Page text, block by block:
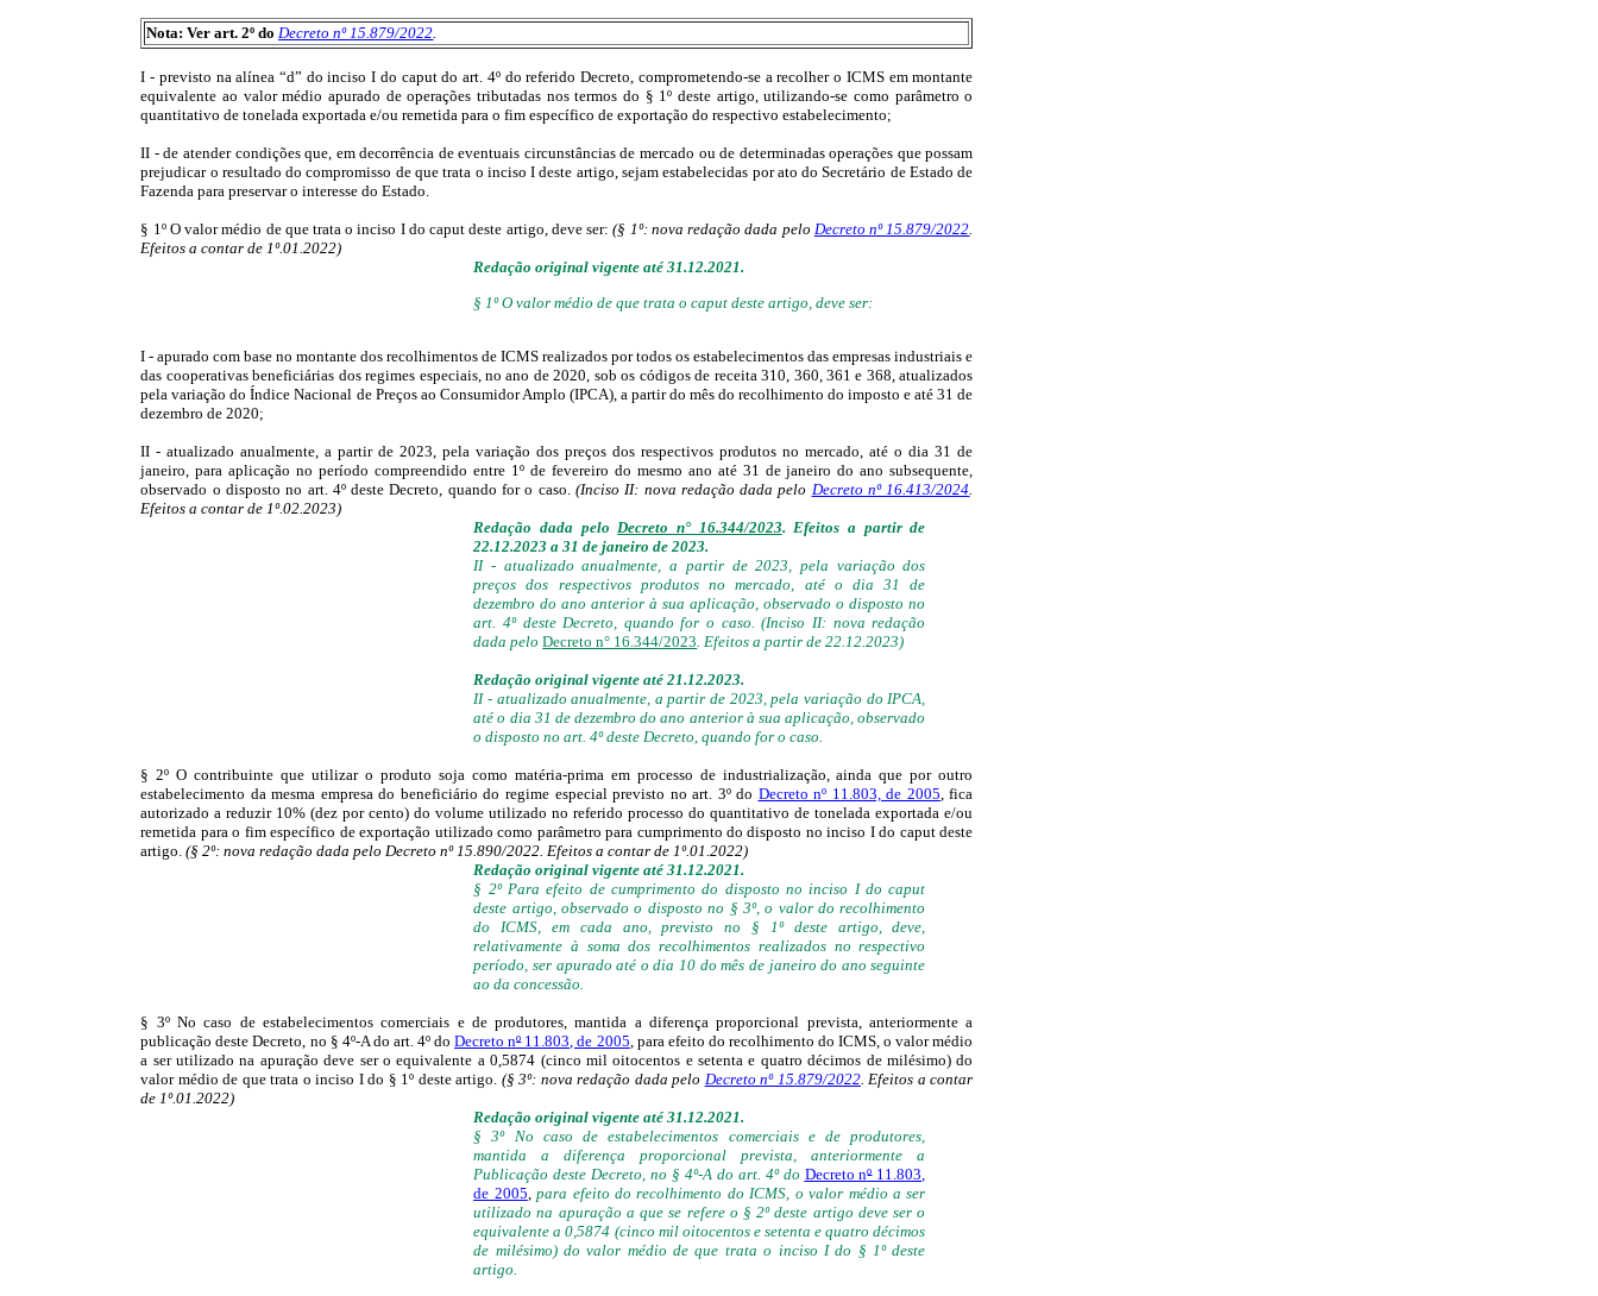
Nota: Ver art. 2º doDecreto nº 15.879/2022.
I - previsto na alínea “d” do inciso I do caput do art. 4º do referido Decreto, comprometendo-se a recolher o ICMS em montante
equivalente ao valor médio apurado de operações tributadas nos termos do § 1º deste artigo, utilizando-se como parâmetro o
quantitativo de tonelada exportada e/ou remetida para o fim específico de exportação do respectivo estabelecimento;
II - de atender condições que, em decorrência de eventuais circunstâncias de mercado ou de determinadas operações que possam
prejudicar o resultado do compromisso de que trata o inciso I deste artigo, sejam estabelecidas por ato do Secretário de Estado de
Fazenda para preservar o interesse do Estado.
§ 1º O valor médio de que trata o inciso I do caput deste artigo, deve ser:(§ 1º: nova redação dada pelo Decreto nº 15.879/2022.
Efeitos a contar de 1º.01.2022)
Redação original vigente até 31.12.2021.
§ 1º O valor médio de que trata o caput deste artigo, deve ser:
I - apurado com base no montante dos recolhimentos de ICMS realizados por todos os estabelecimentos das empresas industriais e
das cooperativas beneficiárias dos regimes especiais, no ano de 2020, sob os códigos de receita 310, 360, 361 e 368, atualizados
pela variação do Índice Nacional de Preços ao Consumidor Amplo (IPCA), a partir do mês do recolhimento do imposto e até 31 de
dezembro de 2020;
II - atualizado anualmente, a partir de 2023, pela variação dos preços dos respectivos produtos no mercado, até o dia 31 de
janeiro, para aplicação no período compreendido entre 1º de fevereiro do mesmo ano até 31 de janeiro do ano subsequente,
observado o disposto no art. 4º deste Decreto, quando for o caso. (Inciso II: nova redação dada pelo Decreto nº 16.413/2024
Efeitos a contar de 1º.02.2023)
Redação dada pelo Decreto n° 16.344/2023. Efeitos a partir de
22.12.2023 a 31 de janeiro de 2023.
II - atualizado anualmente, a partir de 2023, pela variação dos
preços dos respectivos produtos no mercado, até o dia 31 de
dezembro do ano anterior à sua aplicação, observado o disposto no
art. 4º deste Decreto, quando for o caso. (Inciso II: nova redação
dada peloDecreto n° 16.344/2023 . Efeitos a partir de 22.12.2023)
Redação original vigente até 21.12.2023.
II - atualizado anualmente, a partir de 2023, pela variação do IPCA,
até o dia 31 de dezembro do ano anterior à sua aplicação, observado
o disposto no art. 4º deste Decreto, quando for o caso.
§ 2º O contribuinte que utilizar o produto soja como matéria-prima em processo de industrialização, ainda que por outro
estabelecimento da mesma empresa do beneficiário do regime especial previsto no art. 3º do Decreto nº 11.803, de 2005 , fica
autorizado a reduzir 10% (dez por cento) do volume utilizado no referido processo do quantitativo de tonelada exportada e/ou
remetida para o fim específico de exportação utilizado como parâmetro para cumprimento do disposto no inciso I do caput deste
artigo. (§ 2º: nova redação dada pelo Decreto nº 15.890/2022. Efeitos a contar de 1º.01.2022)
Redação original vigente até 31.12.2021.
§ 2º Para efeito de cumprimento do disposto no inciso I do caput
deste artigo, observado o disposto no § 3º, o valor do recolhimento
do ICMS, em cada ano, previsto no § 1º deste artigo, deve,
relativamente à soma dos recolhimentos realizados no respectivo
período, ser apurado até o dia 10 do mês de janeiro do ano seguinte
ao da concessão.
§ 3º No caso de estabelecimentos comerciais e de produtores, mantida a diferença proporcional prevista, anteriormente a
publicação deste Decreto, no § 4º-A do art. 4º doDecreto nº11.803, de 2005 , para efeito do recolhimento do ICMS, o valor médio
a ser utilizado na apuração deve ser o equivalente a 0,5874 (cinco mil oitocentos e setenta e quatro décimos de milésimo) do
valor médio de que trata o inciso I do § 1º deste artigo. (§ 3º: nova redação dada pelo Decreto nº 15.879/2022. Efeitos a contar
de 1º.01.2022)
Redação original vigente até 31.12.2021.
§ 3º No caso de estabelecimentos comerciais e de produtores,
mantida a diferença proporcional prevista, anteriormente a
Publicação deste Decreto, no § 4º-A do art. 4º do Decreto nº11.803,
de 2005 ,para efeito do recolhimento do ICMS, o valor médio a ser
utilizado na apuração a que se refere o § 2º deste artigo deve ser o
equivalente a 0,5874 (cinco mil oitocentos e setenta e quatro décimos
de milésimo) do valor médio de que trata o inciso I do § 1º deste
artigo.